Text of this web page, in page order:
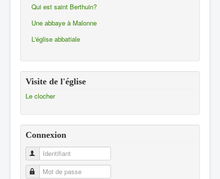
Qui est saint Berthuin?
Une abbaye à Malonne
L'église abbatiale
Visite de l'église
Le clocher
Connexion
Identifiant
Mot de passe